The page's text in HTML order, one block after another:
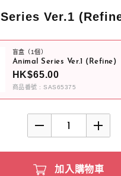
Ver.1
盲盒（1個）
Animal Series Ver.1 (Refine)
HK$65.00
商品番號 : SAS65375
加入購物車